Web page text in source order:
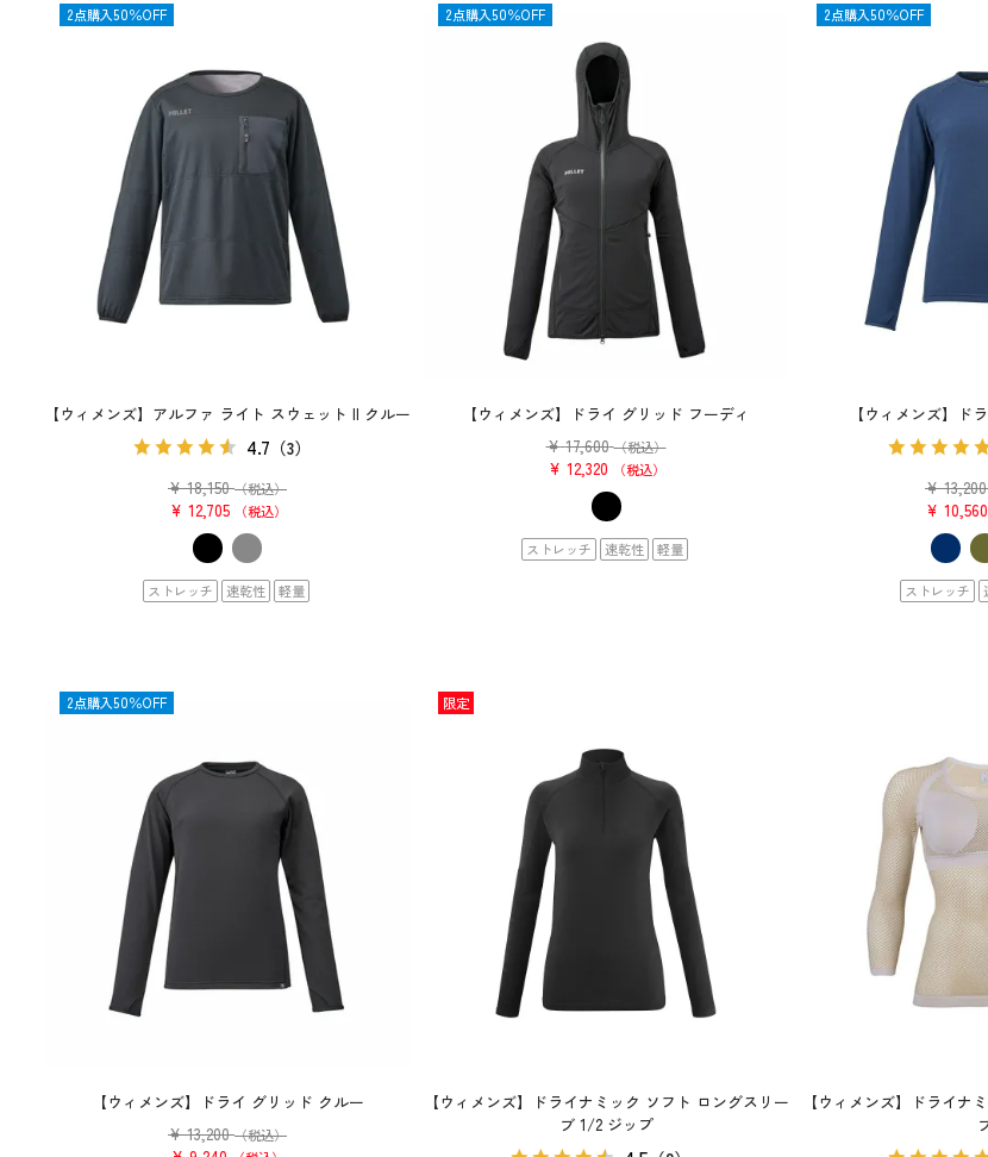
【ウィメンズ】アルファ ライト スウェット II クルー
4.7 （3）
¥ 18,150 （税込）
¥ 12,705 税込
OUTLET
ストレッチ 速乾性 軽量
2点購入50％OFF
【ウィメンズ】ドライ グリッド フーディ
¥ 17,600 （税込）
¥ 12,320 税込
OUTLET
ストレッチ 速乾性 軽量
2点購入50％OFF
【ウィメンズ】ド
¥ 13,200
¥ 10,560
OUTLET
ストレッチ
2点購入50％OFF
【ウィメンズ】ドライ グリッド クルー
¥ 13,200 （税込）
OUTLET
2点購入50％OFF
【ウィメンズ】ドライナミック ソフト ロングスリー
ブ 1/2 ジップ
限定
【ウィメンズ】ドライナ